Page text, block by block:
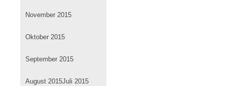
November 2015
Oktober 2015
September 2015
August 2015Juli 2015